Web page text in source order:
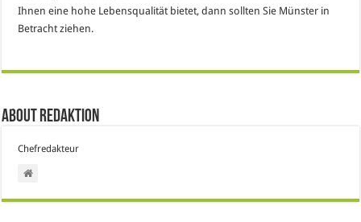
Ihnen eine hohe Lebensqualität bietet, dann sollten Sie Münster in
Betracht ziehen.
About Redaktion
Chefredakteur